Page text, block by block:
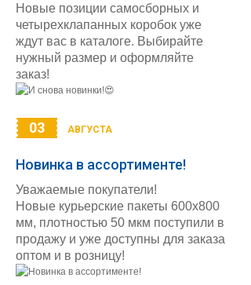
Новые позиции самосборных и
четырехклапанных коробок уже
ждут вас в каталоге. Выбирайте
нужный размер и оформляйте
заказ!
03 АВГУСТА
Новинка в ассортименте!
Уважаемые покупатели!
Новые курьерские пакеты 600х800
мм, плотностью 50 мкм поступили в
продажу и уже доступны для заказа
оптом и в розницу!